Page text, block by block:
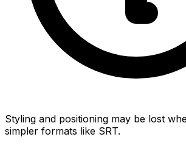
Styling and positioning may be lost
simpler formats like SRT.